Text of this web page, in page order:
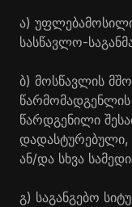
ა)
სასწავლო-
ბ) მოსწავლის
წარდგენილი
დადასტურებული,
ან/და სხვა
გ) საგანგებო